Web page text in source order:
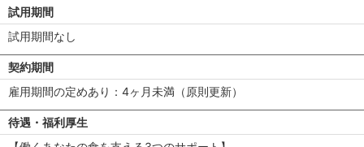
試用期間
試用期間なし
契約期間
雇用期間の定めあり：4ヶ月未満（原則更新）
待遇・福利厚生